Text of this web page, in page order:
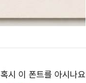
혹시 이 폰트를 아시나